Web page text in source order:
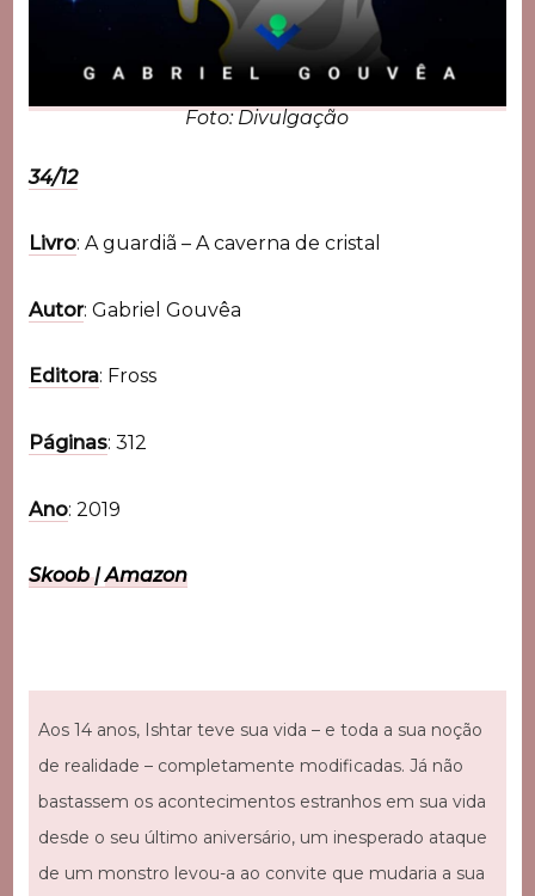
Foto: Divulgação
34/12
Livro: A guardiã – A caverna de cristal
Autor: Gabriel Gouvêa
Editora: Fross
Páginas: 312
Ano: 2019
Skoob|Amazon
Aos 14 anos, Ishtar teve sua vida – e toda a sua noção
de realidade – completamente modificadas. Já não
bastassem os acontecimentos estranhos em sua vida
desde o seu último aniversário, um inesperado ataque
de um monstro levou-a ao convite que mudaria a sua